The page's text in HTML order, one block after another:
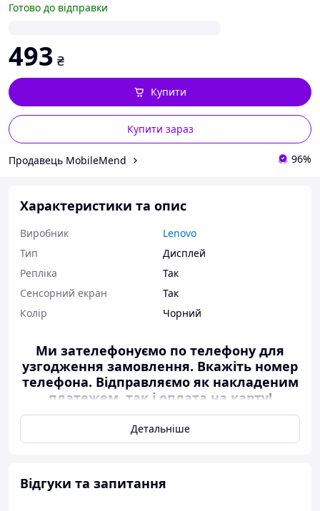
Готово до відправки
493 ₴
Купити зараз
Купити
Продавець MobileMend 96%
Характеристики та опис
Виробник
Lenovo
Тип
Дисплей
Репліка
Так
Сенсорний екран
Так
Колір
Чорний
Ми зателефонуємо по телефону для
узгодження замовлення. Вкажіть номер
телефона. Відправляємо як накладеним
платежем, так і оплата на карту!
Відсилання пн-пт у 18:00 (оформити
замовлення потрібно до 16:00)
встановлювалася.
Детальніше
Відгуки та запитання